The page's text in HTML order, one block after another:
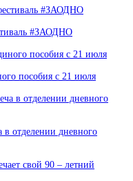
#ЗАОДНО
пособия с 21 июля
в отделении дневного